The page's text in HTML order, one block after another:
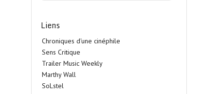
Liens
Chroniques d'une cinéphile
Sens Critique
Trailer Music Weekly
Marthy Wall
SoLstel